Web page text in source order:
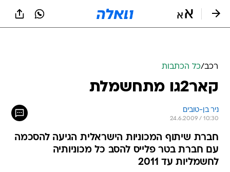
רכב/כל הכתבות
קאר2גו מתחשמלת
ניר בן-טובים
24.6.2009 / 10:30
חברת שיתוף המכוניות הישראלית הגיעה להסכמה
עם חברת בטר פלייס להסב כל מכוניותיה
לחשמליות עד 2011